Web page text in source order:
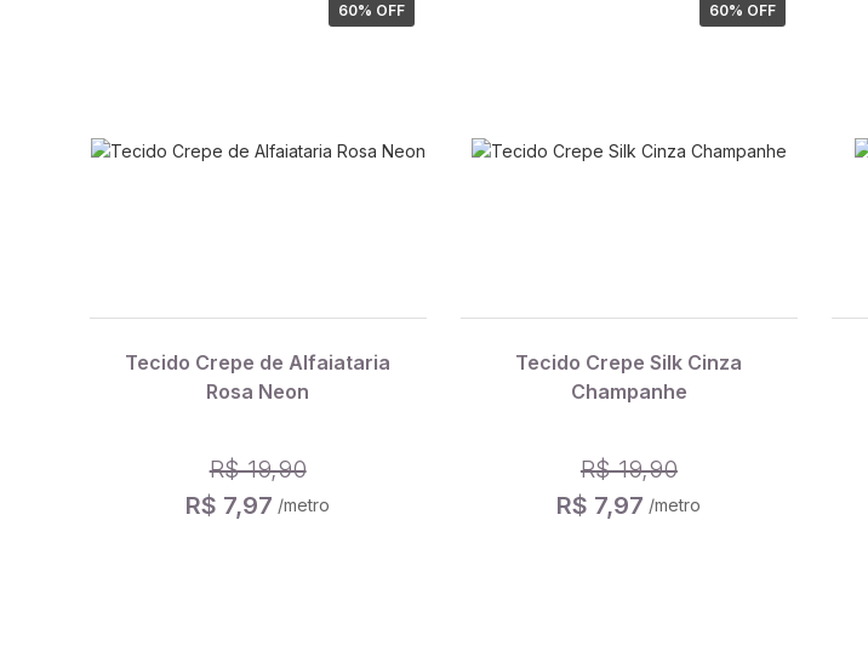
60% OFF
Tecido Crepe de Alfaiataria
Rosa Neon
R$ 19,90
R$ 7,97 /metro
60% OFF
Tecido Crepe Silk Cinza
Champanhe
R$ 19,90
R$ 7,97 /metro